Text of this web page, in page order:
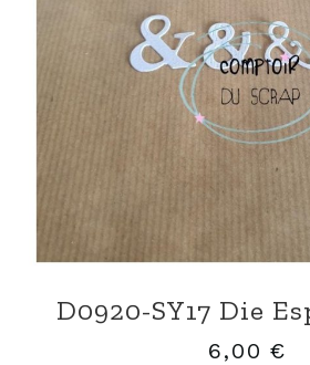
D0920-SY17 Die
6,00 €